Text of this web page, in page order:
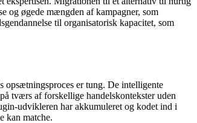
og øgede mængden af ​​kampagner, som
til organisatorisk kapacitet, som
opsætningsproces er tung. De intelligente
tværs af forskellige handelskontekster uden
udvikleren har akkumuleret og kodet ind i
kan matche.